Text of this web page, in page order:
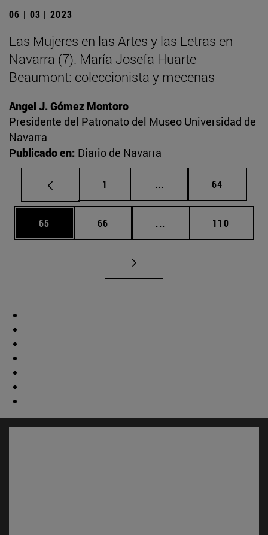
06 | 03 | 2023
Las Mujeres en las Artes y las Letras en
Navarra (7). María Josefa Huarte
Beaumont: coleccionista y mecenas
Angel J. Gómez Montoro
Presidente del Patronato del Museo Universidad de
Navarra
Publicado en: Diario de Navarra
Página
1 ... Páginas intermedias
Página
64
Página
65 Página
66 ... Páginas intermedias
Página
110